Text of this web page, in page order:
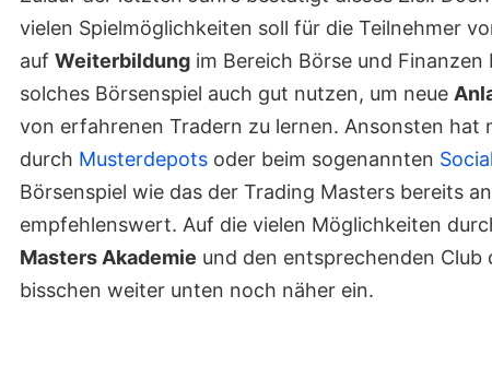
vielen Spielmöglichkeiten soll für die Teilnehmer
auf Weiterbildung im Bereich Börse und
solches Börsenspiel auch gut nutzen, um neue
von erfahrenen Tradern zu lernen. Ansonsten hat
durch Musterdepots oder beim sogenannten
Börsenspiel wie das der Trading Masters bereits
empfehlenswert. Auf die vielen Möglichkeiten
Masters Akademie und den entsprechenden Club
bisschen weiter unten noch näher ein.